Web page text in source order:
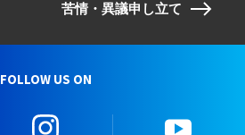
苦情・異議申し立て
FOLLOW US ON